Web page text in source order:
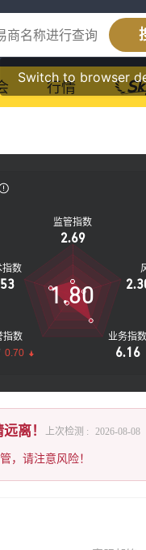
Switch to browser
行情
监管指数
2.69
指数
指数
0.70
业务指数
6.16
1.80
离！ 上次检测 : 2026-08-08
，请注意风险！